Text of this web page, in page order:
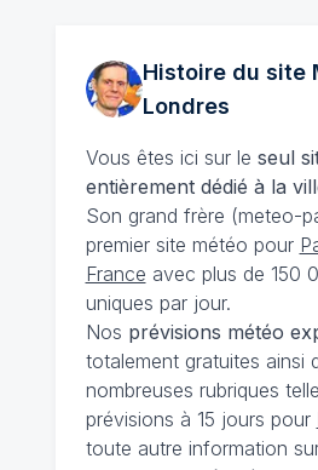
Histoire du site
Londres
Vous êtes ici sur le seul
entièrement dédié à la
Son grand frère (meteo-
premier site météo pour
France avec plus de 150
uniques par jour.
Nos prévisions météo
totalement gratuites ainsi
nombreuses rubriques
prévisions à 15 jours pour
toute autre information